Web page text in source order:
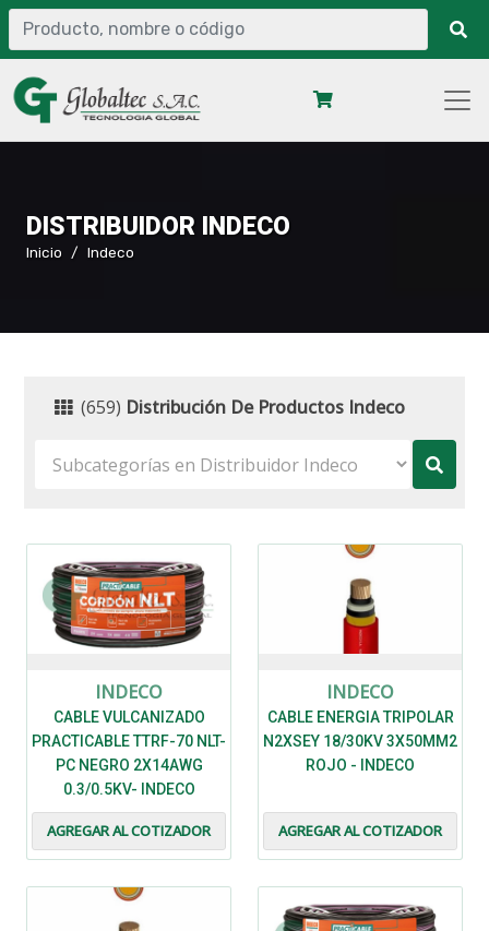
DISTRIBUIDOR INDECO
Inicio Indeco
(659) Distribución De Productos Indeco
INDECO
CABLE VULCANIZADO
PRACTICABLE TTRF-70 NLT-
PC NEGRO 2X14AWG
0.3/0.5KV- INDECO
AGREGAR AL COTIZADOR
INDECO
CABLE ENERGIA TRIPOLAR
N2XSEY 18/30KV 3X50MM2
ROJO - INDECO
AGREGAR AL COTIZADOR